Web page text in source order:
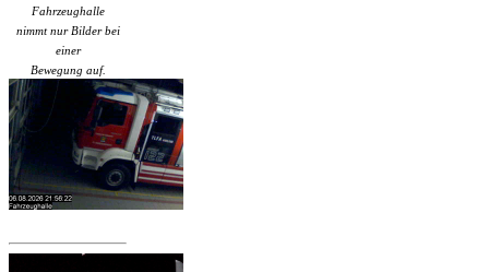
Fahrzeughalle
nimmt nur Bilder bei
einer
Bewegung auf.